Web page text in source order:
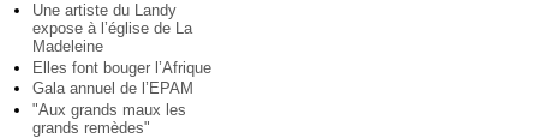
Une artiste du Landy
expose à l’église de La
Madeleine
Elles font bouger l’Afrique
Gala annuel de l’EPAM
"Aux grands maux les
grands remèdes"